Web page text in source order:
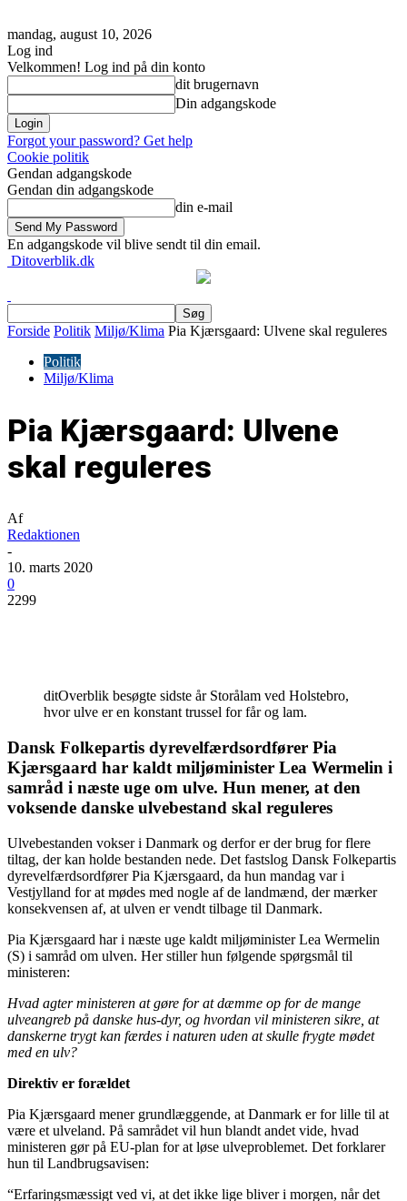
mandag, august 10, 2026
Log ind
Velkommen! Log ind på din konto
dit brugernavn
Din adgangskode
Forgot your password? Get help
Cookie politik
Gendan adgangskode
Gendan din adgangskode
din e-mail
En adgangskode vil blive sendt til din email.
Ditoverblik.dk
Forside Politik Miljø/Klima Pia Kjærsgaard: Ulvene skal reguleres
Politik
Miljø/Klima
Pia Kjærsgaard: Ulvene
skal reguleres
Af
Redaktionen
-
10. marts 2020
0
2299
ditOverblik besøgte sidste år Storålam ved Holstebro,
hvor ulve er en konstant trussel for får og lam.
Dansk Folkepartis dyrevelfærdsordfører Pia
Kjærsgaard har kaldt miljøminister Lea Wermelin i
samråd i næste uge om ulve. Hun mener, at den
voksende danske ulvebestand skal reguleres
Ulvebestanden vokser i Danmark og derfor er der brug for flere
tiltag, der kan holde bestanden nede. Det fastslog Dansk Folkepartis
dyrevelfærdsordfører Pia Kjærsgaard, da hun mandag var i
Vestjylland for at mødes med nogle af de landmænd, der mærker
konsekvensen af, at ulven er vendt tilbage til Danmark.
Pia Kjærsgaard har i næste uge kaldt miljøminister Lea Wermelin
(S) i samråd om ulven. Her stiller hun følgende spørgsmål til
ministeren:
Hvad agter ministeren at gøre for at dæmme op for de mange
ulveangreb på danske hus-dyr, og hvordan vil ministeren sikre, at
danskerne trygt kan færdes i naturen uden at skulle frygte mødet
med en ulv?
Direktiv er forældet
Pia Kjærsgaard mener grundlæggende, at Danmark er for lille til at
være et ulveland. På samrådet vil hun blandt andet vide, hvad
ministeren gør på EU-plan for at løse ulveproblemet. Det forklarer
hun til Landbrugsavisen:
“Erfaringsmæssigt ved vi, at det ikke lige bliver i morgen, når det